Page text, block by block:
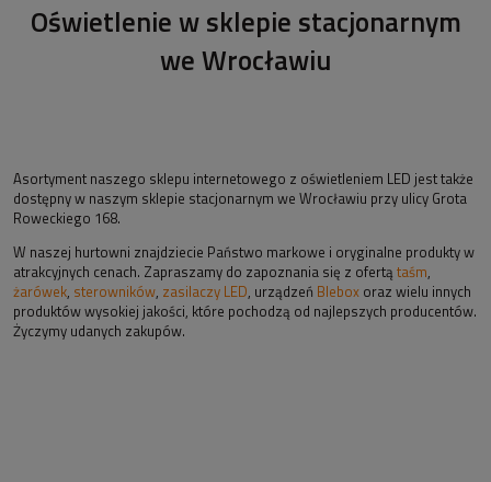
Oświetlenie w sklepie stacjonarnym
we Wrocławiu
Asortyment naszego sklepu internetowego z oświetleniem LED jest także
dostępny w naszym sklepie stacjonarnym we Wrocławiu przy ulicy Grota
Roweckiego 168.
W naszej hurtowni znajdziecie Państwo markowe i oryginalne produkty w
atrakcyjnych cenach. Zapraszamy do zapoznania się z ofertą taśm,
żarówek, sterowników, zasilaczy LED, urządzeń Blebox oraz wielu innych
produktów wysokiej jakości, które pochodzą od najlepszych producentów.
Życzymy udanych zakupów.